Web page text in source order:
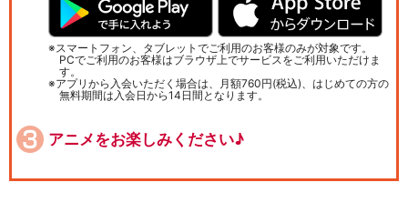
スマートフォン、タブレットでご利用のお客様のみが対象です。
PCでご利用のお客様はブラウザ上でサービスをご利用いただけま
す。
アプリから入会いただく場合は、月額760円(税込)、はじめての方の
無料期間は入会日から14日間となります。
アニメをお楽しみください♪